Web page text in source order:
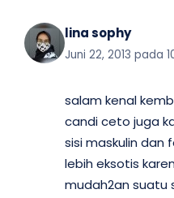
lina sophy
Juni 22, 2013 pada
salam kenal
candi ceto juga
sisi maskulin dan
lebih eksotis
mudah2an suatu